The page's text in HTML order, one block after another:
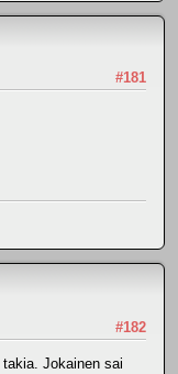
#181
#182
Jokainen sai